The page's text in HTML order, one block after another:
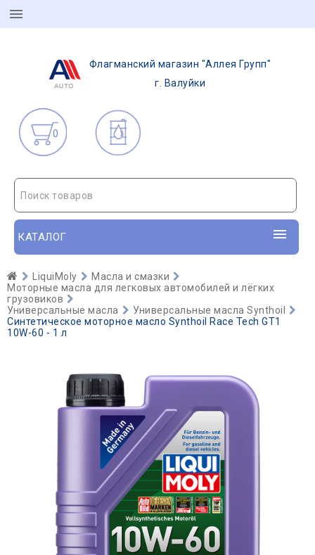
Флагманский магазин "Аллея Групп"
г. Валуйки
0
Поиск товаров
КАТАЛОГ
LiquiMoly
Масла и смазки
Моторные масла для легковых автомобилей и лёгких
грузовиков
Универсальные масла
Универсальные масла Synthoil
Синтетическое моторное масло Synthoil Race Tech GT1
10W-60 - 1 л